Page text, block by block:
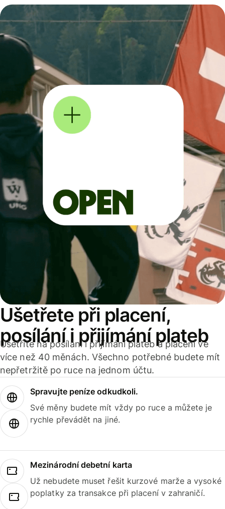
Ušetřete při placení,
posílání i přijímání plateb
Ušetříte na posílání i přijímání plateb a placení ve
více než 40 měnách. Všechno potřebné budete mít
nepřetržitě po ruce na jednom účtu.
Spravujte peníze odkudkoli.
Své měny budete mít vždy po ruce a můžete je
rychle převádět na jiné.
Mezinárodní debetní karta
Už nebudete muset řešit kurzové marže a vysoké
poplatky za transakce při placení v zahraničí.